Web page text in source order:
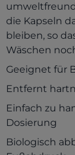
die Kapseln
bleiben, so
Wäschen
Geeignet für
Entfernt
Einfach zu
Dosierung
Biologisch